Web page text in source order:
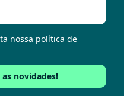
nossa política de